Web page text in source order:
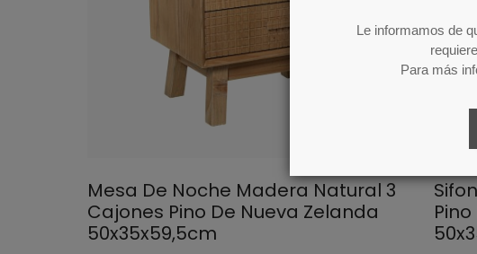
Le informamos de
Para más
Mesa De Noche Madera Natural 3
Cajones Pino De Nueva Zelanda
50x35x59,5cm